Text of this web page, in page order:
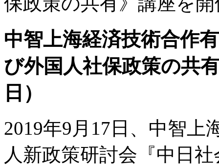
中智上海経済技術合作
び外国人社保政策の共
日）
2019年9月17日、中智
人新政策研討会『中日